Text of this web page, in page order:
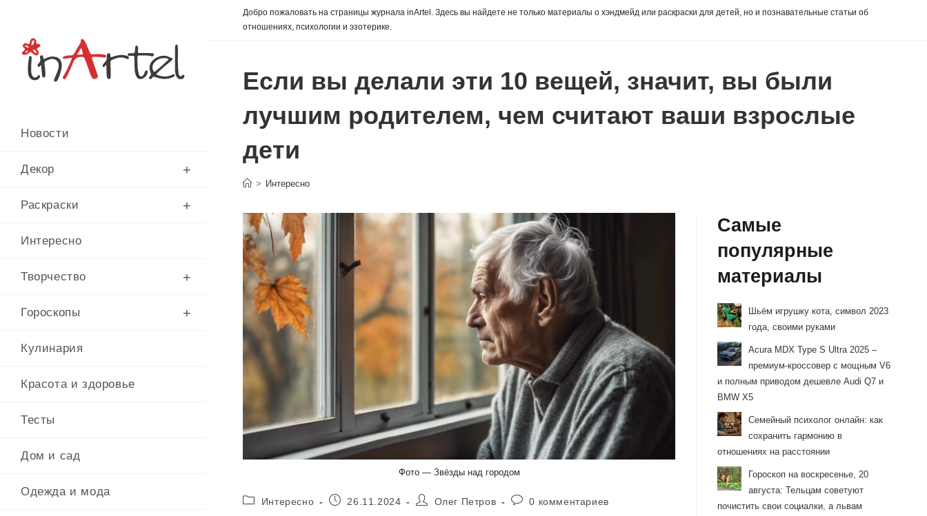
ПерейтиДобро пожаловать на страницы журнала inArtel. Здесь вы найдете не только материалы о хэндмейд или раскраски для детей, но и познавательные статьи об
отношениях, психологии и эзотерике.
Новости
Декор
Раскраски
Интересно
Творчество
Гороскопы
Кулинария
Красота и здоровье
Тесты
Дом и сад
Одежда и мода
Если вы делали эти 10 вещей, значит, вы были
лучшим родителем, чем считают ваши взрослые
дети
> Интересно
Фото — Звёзды над городом
РубрикаИнтересно
Запись26.11.2024
АвторОлег Петров
Комментарии
0 комментариев
Самые
популярные
материалы
Шьём игрушку кота, символ 2023
года, своими руками
Acura MDX Type S Ultra 2025 –
премиум-кроссовер с мощным V6
и полным приводом дешевле Audi Q7 и
BMW X5
Семейный психолог онлайн: как
сохранить гармонию в
отношениях на расстоянии
Гороскоп на воскресенье, 20
августа: Тельцам советуют
почистить свои социалки, а львам